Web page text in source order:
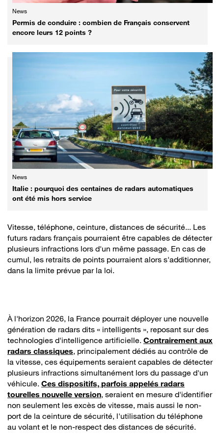
News
Permis de conduire : combien de Français conservent
encore leurs 12 points ?
News
Italie : pourquoi des centaines de radars automatiques
ont été mis hors service
Vitesse, téléphone, ceinture, distances de sécurité... Les
futurs radars français pourraient être capables de détecter
plusieurs infractions lors d'un même passage. En cas de
cumul, les retraits de points pourraient alors s'additionner,
dans la limite prévue par la loi.
À l'horizon 2026, la France pourrait déployer une nouvelle
génération de radars dits « intelligents », reposant sur des
technologies d'intelligence artificielle. Contrairement aux
radars classiques, principalement dédiés au contrôle de
la vitesse, ces équipements seraient capables de détecter
plusieurs infractions simultanément lors du passage d'un
véhicule. Ces dispositifs, parfois appelés radars
tourelles nouvelle version, seraient en mesure d'identifier
non seulement les excès de vitesse, mais aussi le non-
port de la ceinture de sécurité, l'utilisation du téléphone
au volant et le non-respect des distances de sécurité.